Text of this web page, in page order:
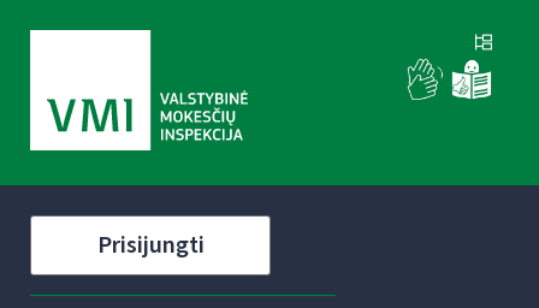
Prisijungti